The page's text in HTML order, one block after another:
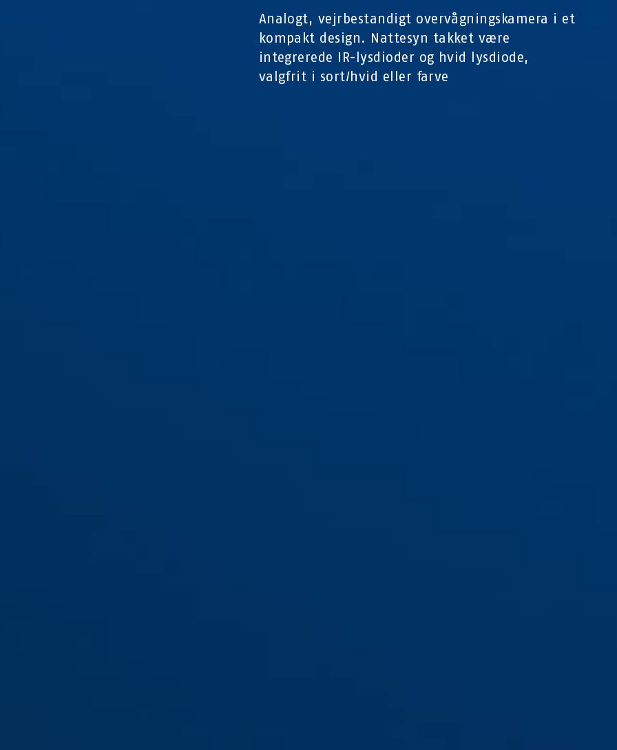
Analogt, vejrbestandigt overvågningskamera i et
kompakt design. Nattesyn takket være
integrerede IR-lysdioder og hvid lysdiode,
valgfrit i sort/hvid eller farve